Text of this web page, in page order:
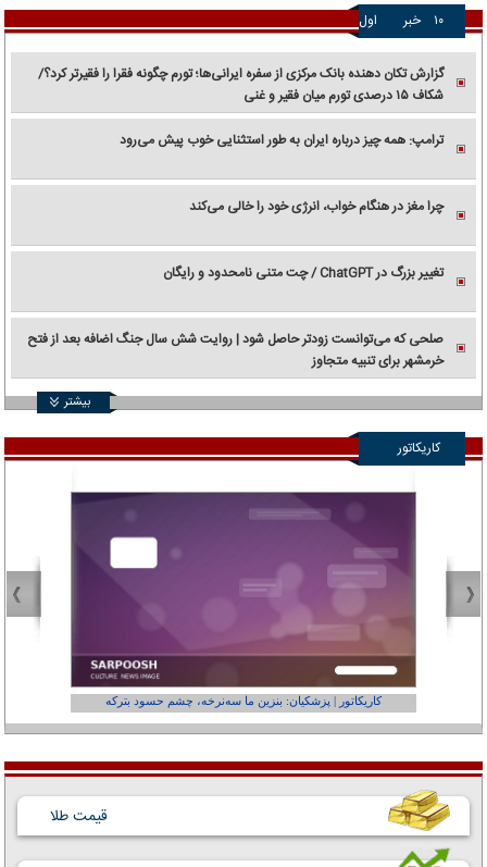
۱۰ خبر اول
گزارش تکان‌ دهنده بانک مرکزی از سفره ایرانی‌ها؛ تورم چگونه فقرا را فقیرتر کرد؟/
شکاف ۱۵ درصدی تورم میان فقیر و غنی
ترامپ: همه چیز درباره ایران به طور استثنایی خوب پیش می‌رود
چرا مغز در هنگام خواب، انرژی خود را خالی می‌کند
تغییر بزرگ در ChatGPT / چت متنی نامحدود و رایگان
صلحی که می‌توانست زودتر حاصل شود | روایت شش سال جنگ اضافه بعد از فتح
خرمشهر برای تنبیه متجاوز
بیشتر
کاریکاتور
کاریکاتور | پزشکیان: بنزین ما سه‌نرخه، چشم حسود بترکه
قیمت طلا